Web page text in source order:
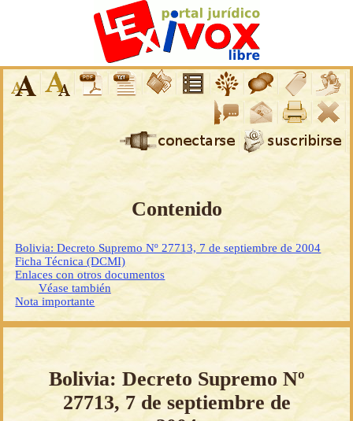
Contenido
Bolivia: Decreto Supremo Nº 27713, 7 de septiembre de 2004
Ficha Técnica (DCMI)
Enlaces con otros documentos
Véase también
Nota importante
Bolivia: Decreto Supremo Nº
27713, 7 de septiembre de